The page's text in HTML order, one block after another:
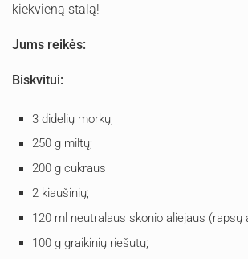
kiekvieną stalą!
Jums reikės:
Biskvitui:
3 didelių morkų;
250 g miltų;
200 g cukraus
2 kiaušinių;
120 ml neutralaus skonio aliejaus (rapsų
100 g graikinių riešutų;